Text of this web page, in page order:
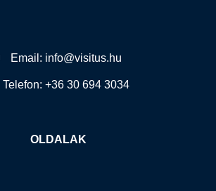
Email: info@visitus.hu
Telefon: +36 30 694 3034
OLDALAK